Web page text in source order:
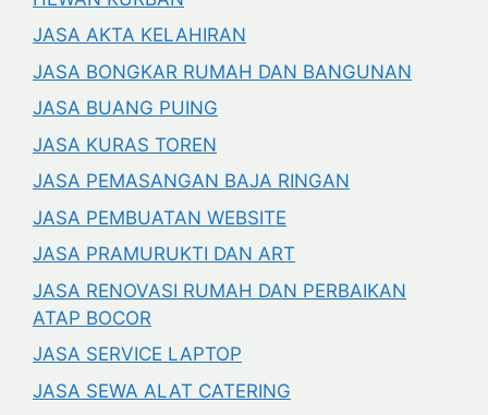
JASA AKTA KELAHIRAN
JASA BONGKAR RUMAH DAN BANGUNAN
JASA BUANG PUING
JASA KURAS TOREN
JASA PEMASANGAN BAJA RINGAN
JASA PEMBUATAN WEBSITE
JASA PRAMURUKTI DAN ART
JASA RENOVASI RUMAH DAN PERBAIKAN
ATAP BOCOR
JASA SERVICE LAPTOP
JASA SEWA ALAT CATERING